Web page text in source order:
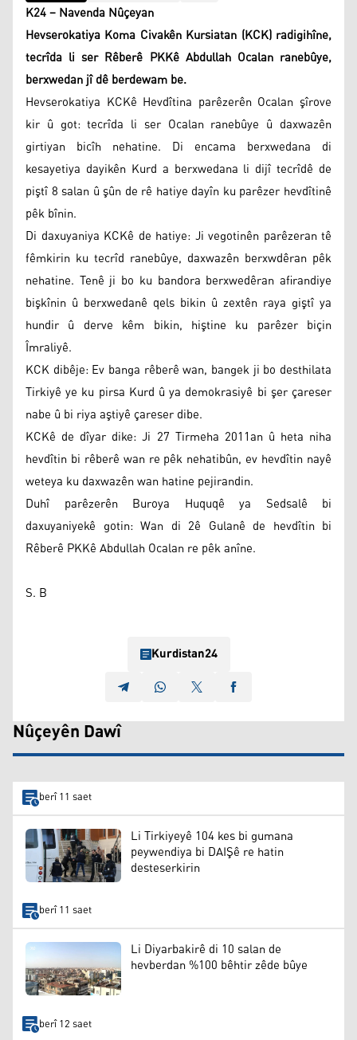
K24 – Navenda Nûçeyan
Hevserokatiya Koma Civakên Kursiatan (KCK) radigihîne,
tecrîda li ser Rêberê PKKê Abdullah Ocalan ranebûye,
berxwedan jî dê berdewam be.
Hevserokatiya KCKê Hevdîtina parêzerên Ocalan şîrove
kir û got: tecrîda li ser Ocalan ranebûye û daxwazên
girtiyan bicîh nehatine. Di encama berxwedana di
kesayetiya dayikên Kurd a berxwedana li dijî tecrîdê de
piştî 8 salan û şûn de rê hatiye dayîn ku parêzer hevdîtinê
pêk bînin.
Di daxuyaniya KCKê de hatiye: Ji vegotinên parêzeran tê
fêmkirin ku tecrîd ranebûye, daxwazên berxwdêran pêk
nehatine. Tenê ji bo ku bandora berxwedêran afirandiye
bişkînin û berxwedanê qels bikin û zextên raya giştî ya
hundir û derve kêm bikin, hiştine ku parêzer biçin
Îmraliyê.
KCK dibêje: Ev banga rêberê wan, bangek ji bo desthilata
Tirkiyê ye ku pirsa Kurd û ya demokrasiyê bi şer çareser
nabe û bi riya aştiyê çareser dibe.
KCKê de dîyar dike: Ji 27 Tirmeha 2011an û heta niha
hevdîtin bi rêberê wan re pêk nehatibûn, ev hevdîtin nayê
weteya ku daxwazên wan hatine pejirandin.
Duhî parêzerên Buroya Huquqê ya Sedsalê bi
daxuyaniyekê gotin: Wan di 2ê Gulanê de hevdîtin bi
Rêberê PKKê Abdullah Ocalan re pêk anîne.
S. B
Kurdistan24
Nûçeyên Dawî
berî 11 saet
Li Tirkiyeyê 104 kes bi gumana
peywendiya bi DAIŞê re hatin
desteserkirin
berî 11 saet
Li Diyarbakirê di 10 salan de
hevberdan %100 bêhtir zêde bûye
berî 12 saet